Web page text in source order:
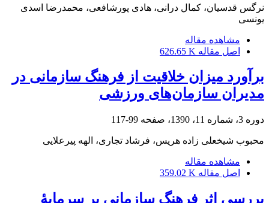
نرگس قدسیان، کمال درانی، هادی پورشافعی، محمدرضا اسدی
یونسی
مشاهده مقاله
اصل مقاله 626.65 K
برآورد میزان خلاقیت از فرهنگ سازمانی در
مدیران سازمان‌های ورزشی
دوره 3، شماره 11، 1390، صفحه 99-117
محبوب شیخعلی زاده هریس، فرشاد تجاری، الهه پیرعلایی
مشاهده مقاله
اصل مقاله 359.02 K
بررسی اثر فرهنگ سازمانی بر سرمایۀ